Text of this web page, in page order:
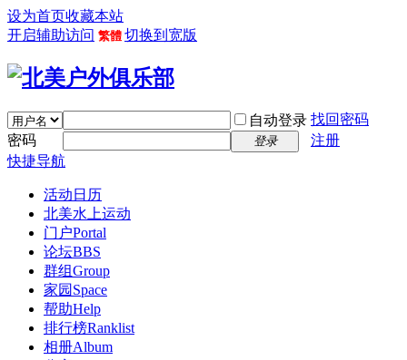
设为首页收藏本站
开启辅助访问 繁體 切换到宽版
自动登录 找回密码
密码
登录
注册
快捷导航
活动日历
北美水上运动
门户Portal
论坛BBS
群组Group
家园 Space
帮助Help
排行榜Ranklist
相册Album